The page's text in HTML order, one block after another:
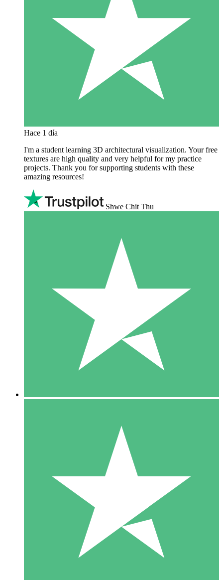
Hace 1 día
I'm a student learning 3D architectural visualization. Your free
textures are high quality and very helpful for my practice
projects. Thank you for supporting students with these
amazing resources!
Shwe Chit Thu